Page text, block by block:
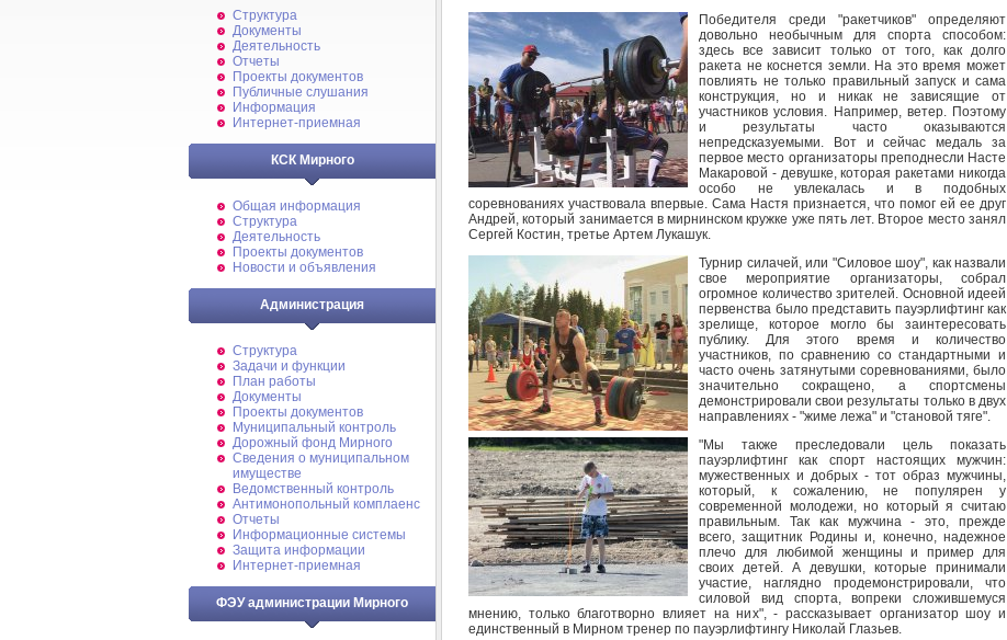
Структура
Документы
Деятельность
Отчеты
Проекты документов
Публичные слушания
Информация
Интернет-приемная
КСК Мирного
Общая информация
Структура
Деятельность
Проекты документов
Новости и объявления
Администрация
Структура
Задачи и функции
План работы
Документы
Проекты документов
Муниципальный контроль
Дорожный фонд Мирного
Cведения о муниципальном
имуществе
Ведомственный контроль
Антимонопольный комплаенс
Отчеты
Информационные системы
Защита информации
Интернет-приемная
ФЭУ администрации Мирного
Победителя среди "ракетчиков" определяют
довольно необычным для спорта способом:
здесь все зависит только от того, как долго
ракета не коснется земли. На это время может
повлиять не только правильный запуск и сама
конструкция, но и никак не зависящие от
участников условия. Например, ветер. Поэтому
и результаты часто оказываются
непредсказуемыми. Вот и сейчас медаль за
первое место организаторы преподнесли Насте
Макаровой - девушке, которая ракетами никогда
особо не увлекалась и в подобных
соревнованиях участвовала впервые. Сама Настя признается, что помог ей ее друг
Андрей, который занимается в мирнинском кружке уже пять лет. Второе место занял
Сергей Костин, третье Артем Лукашук.
Турнир силачей, или "Силовое шоу", как назвали
свое мероприятие организаторы, собрал
огромное количество зрителей. Основной идеей
первенства было представить пауэрлифтинг как
зрелище, которое могло бы заинтересовать
публику. Для этого время и количество
участников, по сравнению со стандартными и
часто очень затянутыми соревнованиями, было
значительно сокращено, а спортсмены
демонстрировали свои результаты только в двух
направлениях - "жиме лежа" и "становой тяге".
"Мы также преследовали цель показать
пауэрлифтинг как спорт настоящих мужчин:
мужественных и добрых - тот образ мужчины,
который, к сожалению, не популярен у
современной молодежи, но который я считаю
правильным. Так как мужчина - это, прежде
всего, защитник Родины и, конечно, надежное
плечо для любимой женщины и пример для
своих детей. А девушки, которые принимали
участие, наглядно продемонстрировали, что
силовой вид спорта, вопреки сложившемуся
мнению, только благотворно влияет на них", - рассказывает организатор шоу и
единственный в Мирном тренер по пауэрлифтингу Николай Глазьев.